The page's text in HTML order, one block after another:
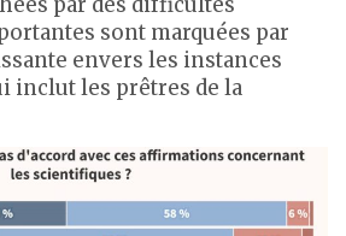
sont marquées par
envers les instances
inclut les prêtres de la